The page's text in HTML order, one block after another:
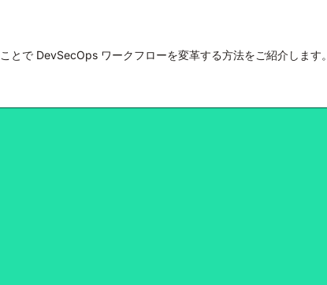
で DevSecOps ワークフローを変革する方法をご紹介します。